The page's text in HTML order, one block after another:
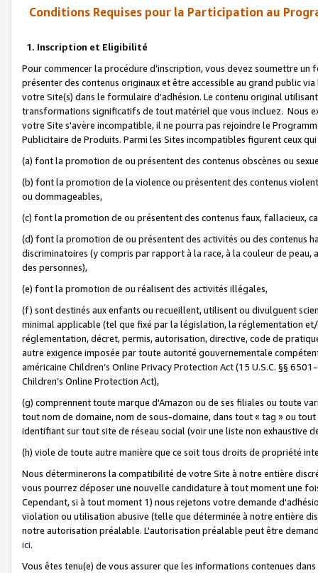
Conditions Requises pour la Participation au
1. Inscription et Eligibilité
Pour commencer la procédure d’inscription, vous devez soumettre
présenter des contenus originaux et être accessible au grand public
votre Site(s) dans le formulaire d’adhésion. Le contenu original
transformations significatifs de tout matériel que vous incluez. Nous
votre Site s'avère incompatible, il ne pourra pas rejoindre le
Publicitaire de Produits. Parmi les Sites incompatibles figurent ceux
(a) font la promotion de ou présentent des contenus obscènes ou
(b) font la promotion de la violence ou présentent des contenus
ou dommageables,
(c) font la promotion de ou présentent des contenus faux, fallacieux,
(d) font la promotion de ou présentent des activités ou des contenus
discriminatoires (y compris par rapport à la race, à la couleur de
des personnes),
(e) font la promotion de ou réalisent des activités illégales,
(f) sont destinés aux enfants ou recueillent, utilisent ou divulguent
minimal applicable (tel que fixé par la législation, la réglementation
réglementation, décret, permis, autorisation, directive, code de
autre exigence imposée par toute autorité gouvernementale
américaine Children’s Online Privacy Protection Act (15 U.S.C. §§
Children’s Online Protection Act),
(g) comprennent toute marque d'Amazon ou de ses filiales ou toute
tout nom de domaine, nom de sous-domaine, dans tout « tag » ou
identifiant sur tout site de réseau social (voir une liste non exhaustive
(h) viole de toute autre manière que ce soit tous droits de propriété
Nous déterminerons la compatibilité de votre Site à notre entière
vous pourrez déposer une nouvelle candidature à tout moment une
Cependant, si à tout moment 1) nous rejetons votre demande
violation ou utilisation abusive (telle que déterminée à notre entière
notre autorisation préalable. L'autorisation préalable peut être
ici.
Vous êtes tenu(e) de vous assurer que les informations contenues